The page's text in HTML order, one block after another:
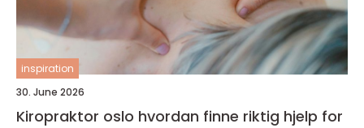
inspiration
30. June 2026
Kiropraktor oslo hvordan finne riktig hjelp for